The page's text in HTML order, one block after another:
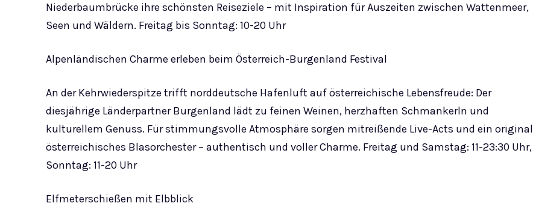
Niederbaumbrücke ihre schönsten Reiseziele – mit Inspiration für Auszeiten zwischen Wattenmeer,
Seen und Wäldern. Freitag bis Sonntag: 10-20 Uhr
Alpenländischen Charme erleben beim Österreich-Burgenland Festival
An der Kehrwiederspitze trifft norddeutsche Hafenluft auf österreichische Lebensfreude: Der
diesjährige Länderpartner Burgenland lädt zu feinen Weinen, herzhaften Schmankerln und
kulturellem Genuss. Für stimmungsvolle Atmosphäre sorgen mitreißende Live-Acts und ein original
österreichisches Blasorchester – authentisch und voller Charme. Freitag und Samstag: 11-23:30 Uhr,
Sonntag: 11-20 Uhr
Elfmeterschießen mit Elbblick